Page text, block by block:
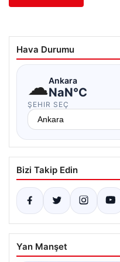
Hava Durumu
☁Ankara
NaN°C
ŞEHIR SEÇ
Bizi Takip Edin
Yan Manşet